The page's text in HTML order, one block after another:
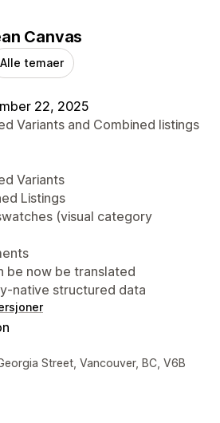
Canvas
Alle temaer
22, 2025
Variants and Combined listings
Variants
Listings
(visual category
be now be translated
native structured data
Street, Vancouver, BC, V6B